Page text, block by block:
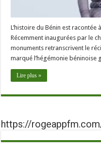
L’histoire du Bénin est
Récemment inaugurées par le
monuments retranscrivent le
marqué l’hégémonie béninoise
Lire plus »
https://